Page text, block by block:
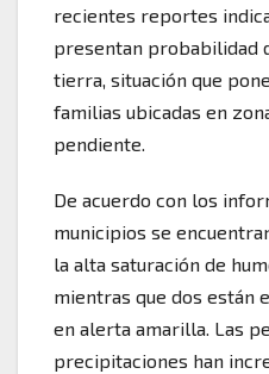
recientes reportes
presentan probabilidad
tierra, situación que
familias ubicadas en
pendiente.
De acuerdo con los
municipios se
la alta saturación de
mientras que dos están
en alerta amarilla. Las
precipitaciones han